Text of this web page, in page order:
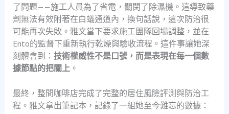
了問題——施工人員為了省電，關閉了除濕機。這導致藥
劑無法有效附著在白蟻通道內，換句話說，這次防治很
可能再次失敗。雅文當下要求施工團隊回場調整，並在
Ento的監督下重新執行乾燥與驗收流程。這件事讓她深
刻體會到： 技術權威性不是口號，而是表現在每一個數
據節點的把關上 。
最終，整間咖啡店完成了完整的居住風險評測與防治工
程。雅文拿出筆記本，記錄了一組她至今難忘的數據：